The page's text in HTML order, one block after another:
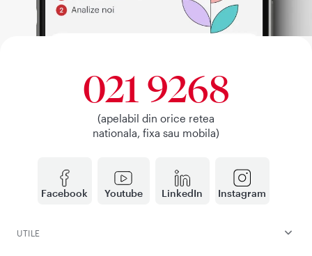
Facebook Youtube LinkedIn Instagram
021 9268
(apelabil din orice retea
nationala, fixa sau mobila)
UTILE